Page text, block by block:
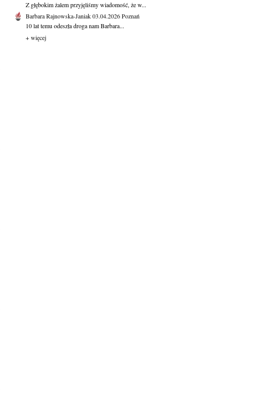
Z głębokim żalem przyjęliśmy wiadomość, że w...
Barbara Rajnowska-Janiak03.04.2026Poznań
10 lat temu odeszła droga nam Barbara...
+ więcej